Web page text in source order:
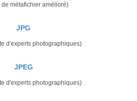
de métafichier amélioré)
JPG
d'experts photographiques)
JPEG
d'experts photographiques)